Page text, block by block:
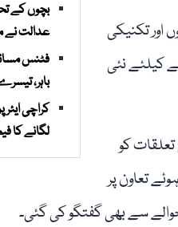
بچوں کے
عدالت نے میٹا پر 567 ملین ڈالر
فٹنس
باہر،
کراچی
لگانے کا
تکنیکی
کیلئے نئی
کو
تعاون پر
سے بھی گفتگو کی گئی۔